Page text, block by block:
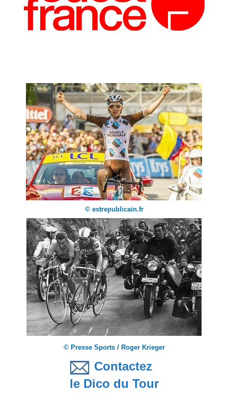
© estrepublicain.fr
© Presse Sports / Roger Krieger
Contactez
le Dico du Tour